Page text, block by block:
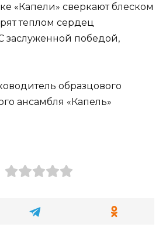
«Капели» сверкают блеском
теплом сердец
заслуженной победой,
образцового
ансамбля «Капель»